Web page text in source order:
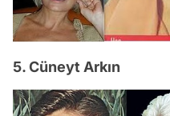
5. Cüneyt Arkın